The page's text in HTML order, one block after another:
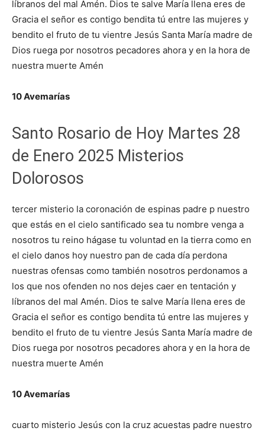
líbranos del mal Amén. Dios te salve María llena eres de
Gracia el señor es contigo bendita tú entre las mujeres y
bendito el fruto de tu vientre Jesús Santa María madre de
Dios ruega por nosotros pecadores ahora y en la hora de
nuestra muerte Amén
10 Avemarías
Santo Rosario de Hoy Martes 28
de Enero 2025 Misterios
Dolorosos
tercer misterio la coronación de espinas padre p nuestro
que estás en el cielo santificado sea tu nombre venga a
nosotros tu reino hágase tu voluntad en la tierra como en
el cielo danos hoy nuestro pan de cada día perdona
nuestras ofensas como también nosotros perdonamos a
los que nos ofenden no nos dejes caer en tentación y
líbranos del mal Amén. Dios te salve María llena eres de
Gracia el señor es contigo bendita tú entre las mujeres y
bendito el fruto de tu vientre Jesús Santa María madre de
Dios ruega por nosotros pecadores ahora y en la hora de
nuestra muerte Amén
10 Avemarías
cuarto misterio Jesús con la cruz acuestas padre nuestro